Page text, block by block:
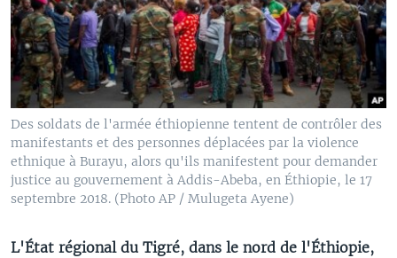
Des soldats de l'armée éthiopienne tentent de contrôler des
manifestants et des personnes déplacées par la violence
ethnique à Burayu, alors qu'ils manifestent pour demander
justice au gouvernement à Addis-Abeba, en Éthiopie, le 17
septembre 2018. (Photo AP / Mulugeta Ayene)
L'État régional du Tigré, dans le nord de l'Éthiopie,